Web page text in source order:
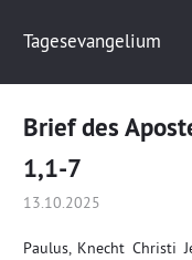
Tagesevangelium
Brief des
1,1-7
13.10.2025
Paulus, Knecht Christi